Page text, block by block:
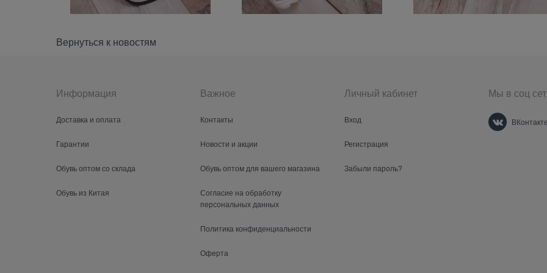
Вернуться к новостям
Информация
Доставка и оплата
Гарантии
Обувь оптом со склада
Обувь из Китая
Важное
Контакты
Новости и акции
Обувь оптом для вашего магазина
Согласие на обработку
персональных данных
Политика конфиденциальности
Оферта
Личный кабинет
Вход
Регистрация
Забыли пароль?
Мы в соц